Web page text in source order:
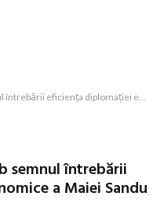
diplomației economice a Maiei Sandu
semnul întrebării
a Maiei Sandu